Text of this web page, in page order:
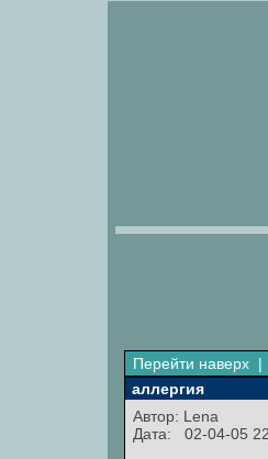
Перейти наверх |
аллергия
Автор: Lena
Дата: 02-04-05